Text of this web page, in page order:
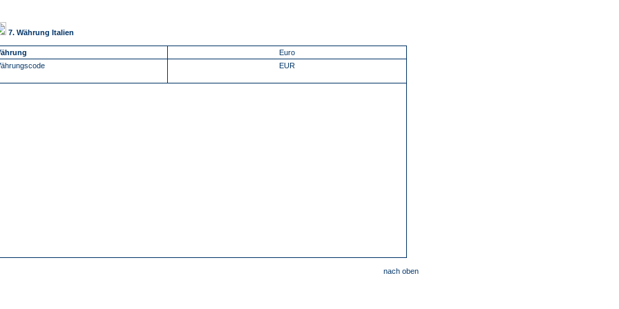
7. Währung Italien
Euro
EUR
nach oben